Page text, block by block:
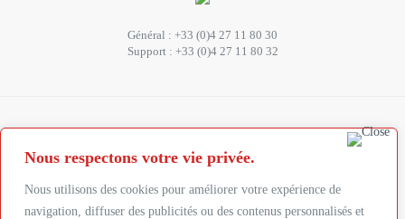
Nous respectons votre vie privée.
Nous utilisons des cookies pour améliorer votre expérience de
navigation, diffuser des publicités ou des contenus personnalisés et
Général : +33 (0)4 27 11 80 30
Support : +33 (0)4 27 11 80 32
Abonnez-vous à la newsletter